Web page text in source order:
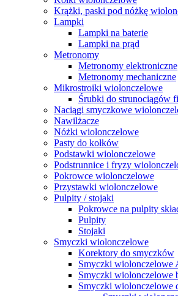
Krążki, paski pod nóżkę
Lampki
Lampki na baterie
Lampki na prąd
Metronomy
Metronomy elektroniczne
Metronomy mechaniczne
Mikrostroiki wiolonczelowe
Śrubki do strunociągów
Naciągi smyczkowe
Nawilżacze
Nóżki wiolonczelowe
Pasty do kołków
Podstawki wiolonczelowe
Podstrunnice i fryzy
Pokrowce wiolonczelowe
Przystawki wiolonczelowe
Pulpity / stojaki
Pokrowce na pulpity
Pulpity
Stojaki
Smyczki wiolonczelowe
Korektory do smyczków
Smyczki wiolonczelowe
Smyczki wiolonczelowe
Smyczki wiolonczelowe